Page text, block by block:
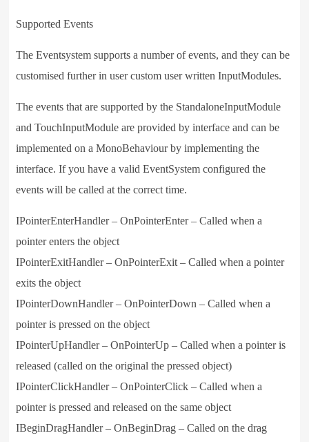
Supported Events
The Eventsystem supports a number of events, and they can be
customised further in user custom user written InputModules.
The events that are supported by the StandaloneInputModule
and TouchInputModule are provided by interface and can be
implemented on a MonoBehaviour by implementing the
interface. If you have a valid EventSystem configured the
events will be called at the correct time.
IPointerEnterHandler – OnPointerEnter – Called when a
pointer enters the object
IPointerExitHandler – OnPointerExit – Called when a pointer
exits the object
IPointerDownHandler – OnPointerDown – Called when a
pointer is pressed on the object
IPointerUpHandler – OnPointerUp – Called when a pointer is
released (called on the original the pressed object)
IPointerClickHandler – OnPointerClick – Called when a
pointer is pressed and released on the same object
IBeginDragHandler – OnBeginDrag – Called on the drag